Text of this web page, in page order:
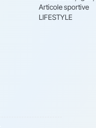
Articole sportive
LIFESTYLE